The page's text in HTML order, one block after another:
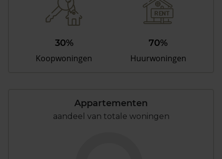
30%
Koopwoningen
70%
Huurwoningen
Appartementen
aandeel van totale woningen